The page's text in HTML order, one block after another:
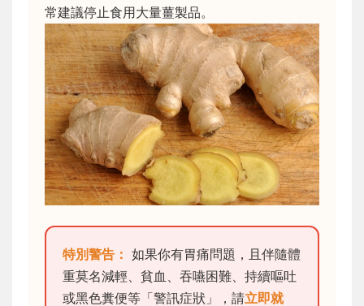
常建議停止食用大量薑製品。
特別警告： 如果你有胃痛問題，且伴隨體
重莫名減輕、貧血、吞嚥困難、持續嘔吐
或黑色糞便等「警訊症狀」，請立即就